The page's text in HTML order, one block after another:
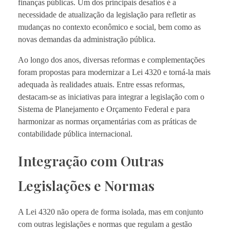
finanças públicas. Um dos principais desafios é a
necessidade de atualização da legislação para refletir as
mudanças no contexto econômico e social, bem como as
novas demandas da administração pública.
Ao longo dos anos, diversas reformas e complementações
foram propostas para modernizar a Lei 4320 e torná-la mais
adequada às realidades atuais. Entre essas reformas,
destacam-se as iniciativas para integrar a legislação com o
Sistema de Planejamento e Orçamento Federal e para
harmonizar as normas orçamentárias com as práticas de
contabilidade pública internacional.
Integração com Outras
Legislações e Normas
A Lei 4320 não opera de forma isolada, mas em conjunto
com outras legislações e normas que regulam a gestão